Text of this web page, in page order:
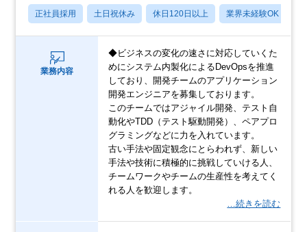
正社員採用 土日祝休み 休日120日以上 業界未経験OK
業務内容
◆ビジネスの変化の速さに対応していくた
めにシステム内製化によるDevOpsを推進
しており、開発チームのアプリケーション
開発エンジニアを募集しております。
このチームではアジャイル開発、テスト自
動化やTDD（テスト駆動開発）、ペアプロ
グラミングなどに力を入れています。
古い手法や固定観念にとらわれず、新しい
手法や技術に積極的に挑戦していける人、
チームワークやチームの生産性を考えてく
れる人を歓迎します。
…続きを読む